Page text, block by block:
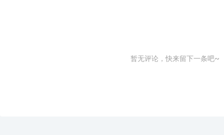
暂无评论，快来留下一条吧~